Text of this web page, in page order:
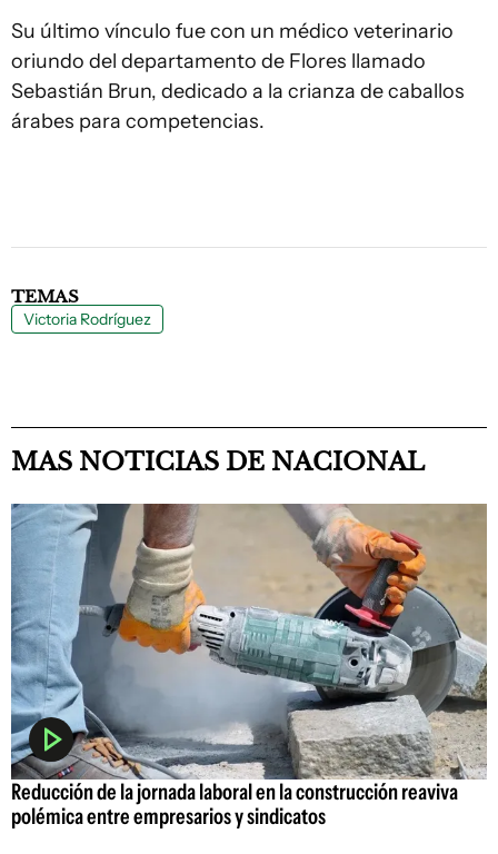
Su último vínculo fue con un médico veterinario
oriundo del departamento de Flores llamado
Sebastián Brun, dedicado a la crianza de caballos
árabes para competencias.
TEMAS
Victoria Rodríguez
MAS NOTICIAS DE NACIONAL
Reducción de la jornada laboral en la construcción reaviva
polémica entre empresarios y sindicatos